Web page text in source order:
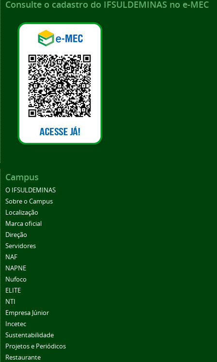
Consulte o cadastro do IFSULDEMINAS no e-MEC
Campus
O IFSULDEMINAS
Sobre o Campus
Localização
Marca oficial
Direção
Servidores
NAF
NAPNE
Nufoco
ELITE
NTI
Empresa Júnior
Incetec
Sustentabilidade
Projetos e Periódicos
Restaurante